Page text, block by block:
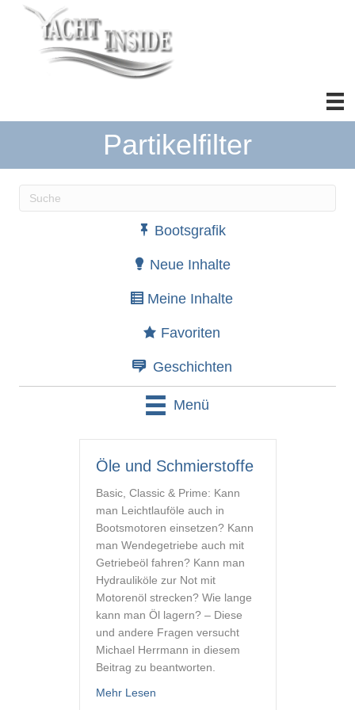
Partikelfilter
Wenn die Ergebnisse der automatischen
Bootsgrafik
Neue Inhalte
Meine Inhalte
Favoriten
Geschichten
Menü
Öle und Schmierstoffe
Basic, Classic & Prime: Kann
man Leichtlauföle auch in
Bootsmotoren einsetzen? Kann
man Wendegetriebe auch mit
Getriebeöl fahren? Kann man
Hydrauliköle zur Not mit
Motorenöl strecken? Wie lange
kann man Öl lagern? – Diese
und andere Fragen versucht
Michael Herrmann in diesem
Beitrag zu beantworten.
Mehr Lesenabout Öle und Schmierstoffe